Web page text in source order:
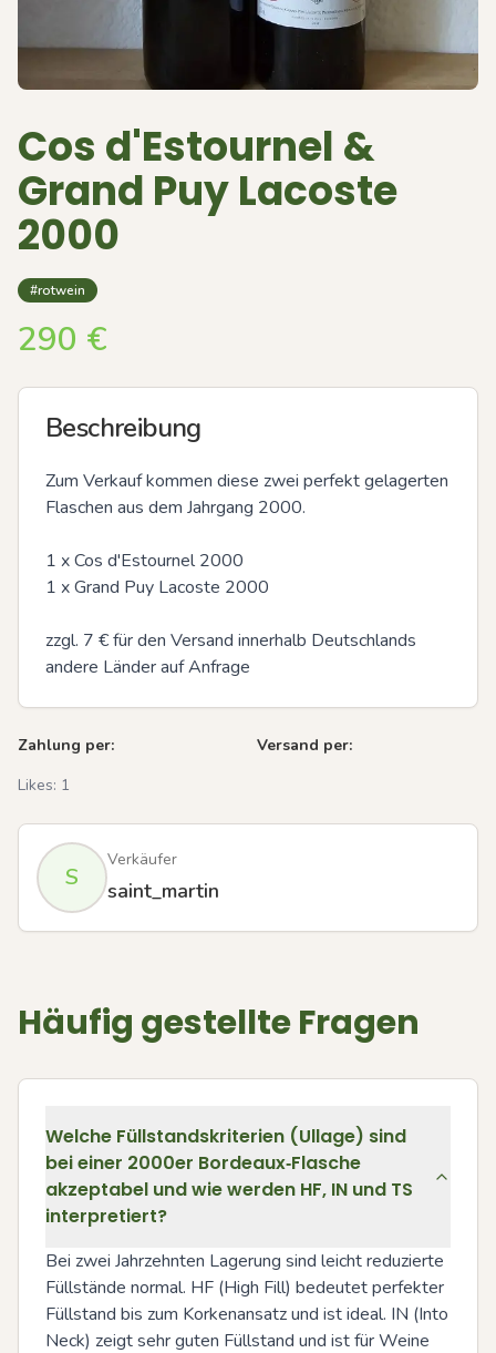
Cos d'Estournel &
Grand Puy Lacoste
2000
#rotwein
290 €
Beschreibung
Zum Verkauf kommen diese zwei perfekt gelagerten
Flaschen aus dem Jahrgang 2000.
1 x Cos d'Estournel 2000
1 x Grand Puy Lacoste 2000
zzgl. 7 € für den Versand innerhalb Deutschlands
andere Länder auf Anfrage
Zahlung per:
Versand per:
Likes: 1
S
Verkäufer
saint_martin
Häufig gestellte Fragen
Welche Füllstandskriterien (Ullage) sind
bei einer 2000er Bordeaux‑Flasche
akzeptabel und wie werden HF, IN und TS
interpretiert?
Bei zwei Jahrzehnten Lagerung sind leicht reduzierte
Füllstände normal. HF (High Fill) bedeutet perfekter
Füllstand bis zum Korkenansatz und ist ideal. IN (Into
Neck) zeigt sehr guten Füllstand und ist für Weine